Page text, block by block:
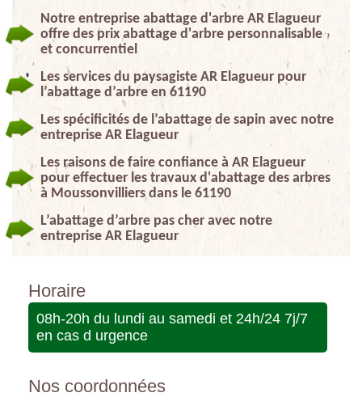
Notre entreprise abattage d'arbre AR Elagueur
offre des prix abattage d'arbre personnalisable
et concurrentiel
Les services du paysagiste AR Elagueur pour
l’abattage d’arbre en 61190
Les spécificités de l’abattage de sapin avec notre
entreprise AR Elagueur
Les raisons de faire confiance à AR Elagueur
pour effectuer les travaux d'abattage des arbres
à Moussonvilliers dans le 61190
L’abattage d’arbre pas cher avec notre
entreprise AR Elagueur
Horaire
08h-20h du lundi au samedi et 24h/24 7j/7
en cas d urgence
Nos coordonnées